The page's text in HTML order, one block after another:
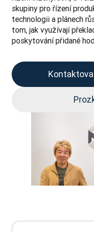
skupiny pro řízení
technologii a plánech
tom, jak využívají
poskytování přidané